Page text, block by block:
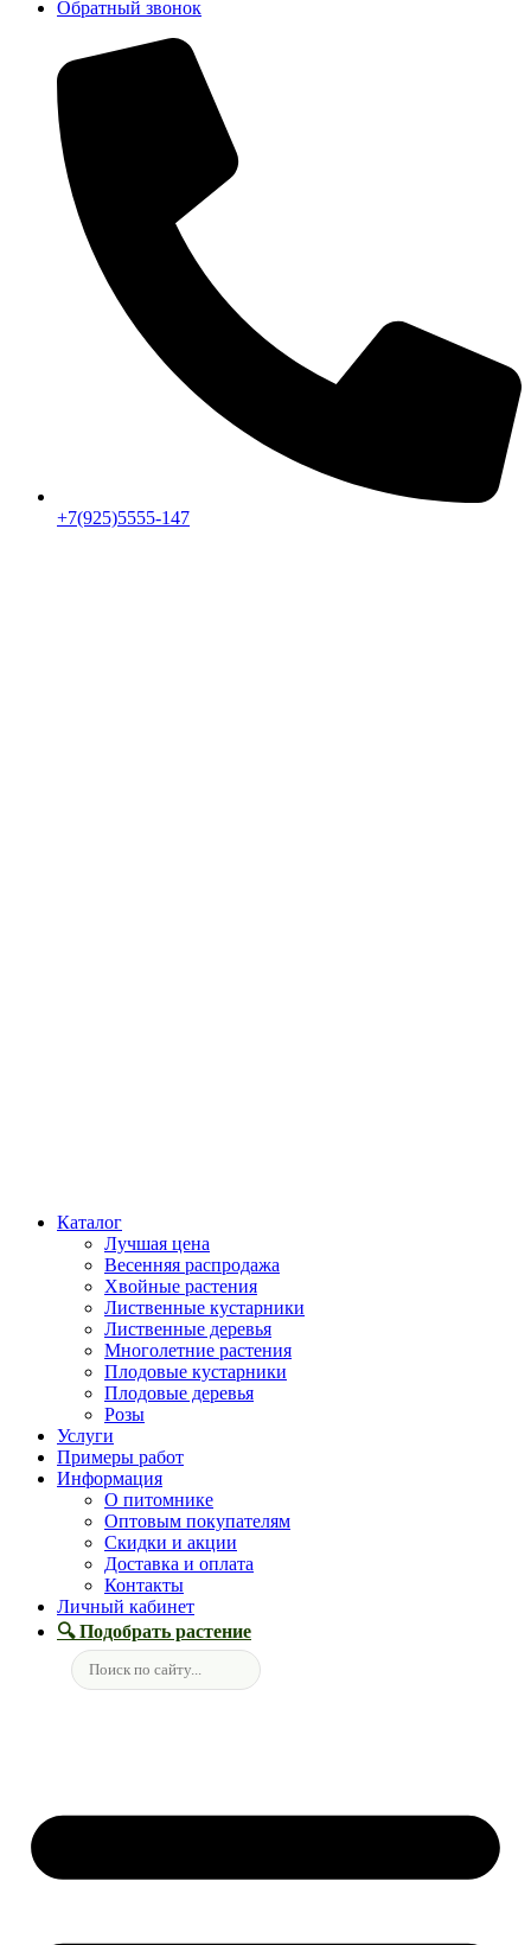
Обратный звонок
+7(925)5555-147
Каталог
Лучшая цена
Весенняя распродажа
Хвойные растения
Лиственные кустарники
Лиственные деревья
Многолетние растения
Плодовые кустарники
Плодовые деревья
Розы
Услуги
Примеры работ
Информация
О питомнике
Оптовым покупателям
Скидки и акции
Доставка и оплата
Контакты
Личный кабинет
🔍 Подобрать растение